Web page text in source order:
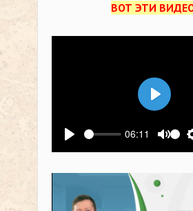
ВОТ ЭТИ
Воспроизвести
06:11